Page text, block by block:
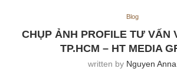
Blog
CHỤP ẢNH PROFILE TƯ VẤN
TP.HCM – HT MEDIA
written by Nguyen Anna